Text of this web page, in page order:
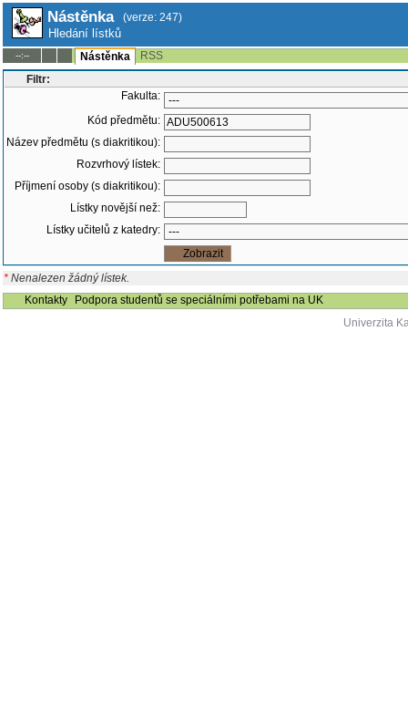
Nástěnka (verze: 247)
Hledání lístků
--:-- Nástěnka
RSS
Filtr:
Fakulta:
Kód předmětu:
Název předmětu (s diakritikou):
Rozvrhový lístek:
Příjmení osoby (s diakritikou):
Lístky novější než:
Lístky učitelů z katedry:
* Nenalezen žádný lístek.
Kontakty
Podpora studentů se speciálními potřebami na UK
Univerzita